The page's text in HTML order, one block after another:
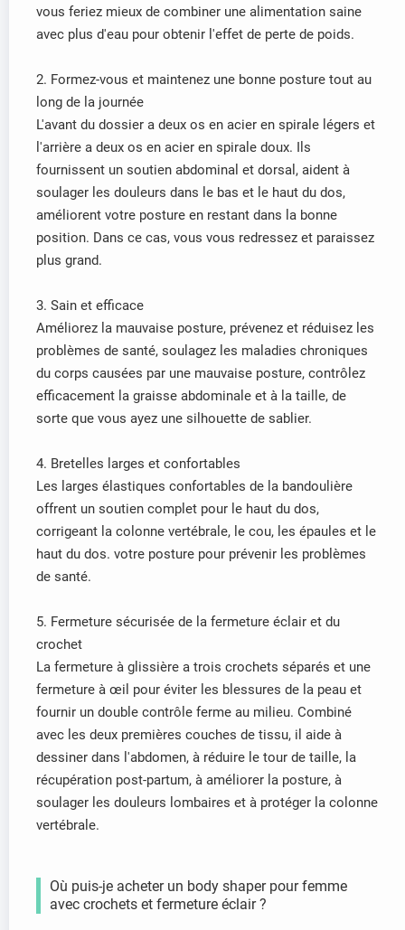
vous feriez mieux de combiner une alimentation saine
avec plus d'eau pour obtenir l'effet de perte de poids.
2. Formez-vous et maintenez une bonne posture tout au
long de la journée
L'avant du dossier a deux os en acier en spirale légers et
l'arrière a deux os en acier en spirale doux. Ils
fournissent un soutien abdominal et dorsal, aident à
soulager les douleurs dans le bas et le haut du dos,
améliorent votre posture en restant dans la bonne
position. Dans ce cas, vous vous redressez et paraissez
plus grand.
3. Sain et efficace
Améliorez la mauvaise posture, prévenez et réduisez les
problèmes de santé, soulagez les maladies chroniques
du corps causées par une mauvaise posture, contrôlez
efficacement la graisse abdominale et à la taille, de
sorte que vous ayez une silhouette de sablier.
4. Bretelles larges et confortables
Les larges élastiques confortables de la bandoulière
offrent un soutien complet pour le haut du dos,
corrigeant la colonne vertébrale, le cou, les épaules et le
haut du dos. votre posture pour prévenir les problèmes
de santé.
5. Fermeture sécurisée de la fermeture éclair et du
crochet
La fermeture à glissière a trois crochets séparés et une
fermeture à œil pour éviter les blessures de la peau et
fournir un double contrôle ferme au milieu. Combiné
avec les deux premières couches de tissu, il aide à
dessiner dans l'abdomen, à réduire le tour de taille, la
récupération post-partum, à améliorer la posture, à
soulager les douleurs lombaires et à protéger la colonne
vertébrale.
Où puis-je acheter un body shaper pour femme
avec crochets et fermeture éclair ?